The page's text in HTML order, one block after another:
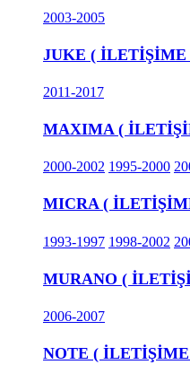
2003-2005
JUKE (
2011-2017
MAXIMA (
2000-2002 1995-2000
MICRA (
1993-1997 1998-2002
MURANO (
2006-2007
NOTE (